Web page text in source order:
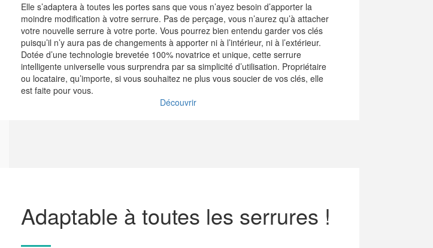
Elle s’adaptera à toutes les portes sans que vous n’ayez besoin d’apporter la
moindre modification à votre serrure. Pas de perçage, vous n’aurez qu’à attacher
votre nouvelle serrure à votre porte. Vous pourrez bien entendu garder vos clés
puisqu’il n’y aura pas de changements à apporter ni à l’intérieur, ni à l’extérieur.
Dotée d’une technologie brevetée 100% novatrice et unique, cette serrure
intelligente universelle vous surprendra par sa simplicité d’utilisation. Propriétaire
ou locataire, qu’importe, si vous souhaitez ne plus vous soucier de vos clés, elle
est faite pour vous.
Découvrir
Adaptable à toutes les serrures !